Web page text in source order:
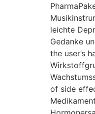
leichte
Gedanke
the user’s
of side